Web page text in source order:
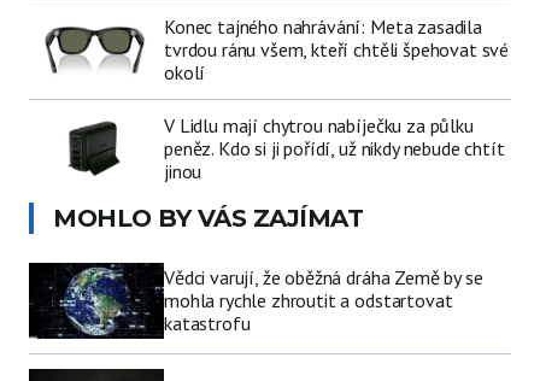
Konec tajného nahrávání: Meta zasadila
tvrdou ránu všem, kteří chtěli špehovat své
okolí
V Lidlu mají chytrou nabíječku za půlku
peněz. Kdo si ji pořídí, už nikdy nebude chtít
jinou
MOHLO BY VÁS ZAJÍMAT
Vědci varují, že oběžná dráha Země by se
mohla rychle zhroutit a odstartovat
katastrofu